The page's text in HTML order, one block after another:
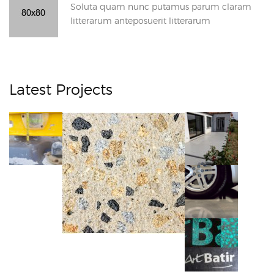
Soluta quam nunc putamus parum claram
litterarum anteposuerit litterarum
Latest Projects